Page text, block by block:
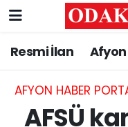
Resmi İlan
AFYON HABER
AFSÜ
Resmi İlan
ASAYİŞ
Nöbetçi
Hava Durumu
Trafik Durumu